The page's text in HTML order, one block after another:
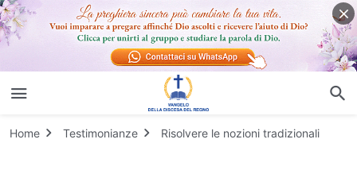
Home Testimonianze Risolvere le nozioni tradizionali